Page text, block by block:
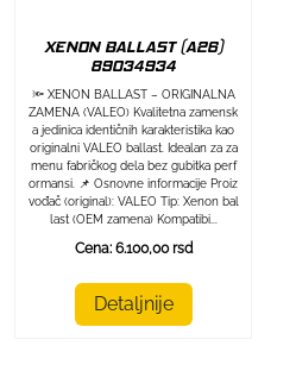
XENON BALLAST (A26)
89034934
🔦 XENON BALLAST – ORIGINALNA
ZAMENA (VALEO) Kvalitetna zamensk
a jedinica identičnih karakteristika kao
originalni VALEO ballast. Idealan za za
menu fabričkog dela bez gubitka perf
ormansi. 📌 Osnovne informacije Proiz
vođač (original): VALEO Tip: Xenon bal
last (OEM zamena) Kompatibi...
Cena: 6.100,00 rsd
Detaljnije